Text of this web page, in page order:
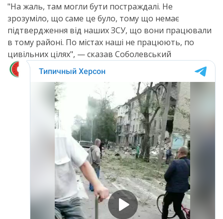
"На жаль, там могли бути постраждалі. Не
зрозуміло, що саме це було, тому що немає
підтвердження від наших ЗСУ, що вони працювали
в тому районі. По містах наші не працюють, по
цивільних цілях", — сказав Соболевський